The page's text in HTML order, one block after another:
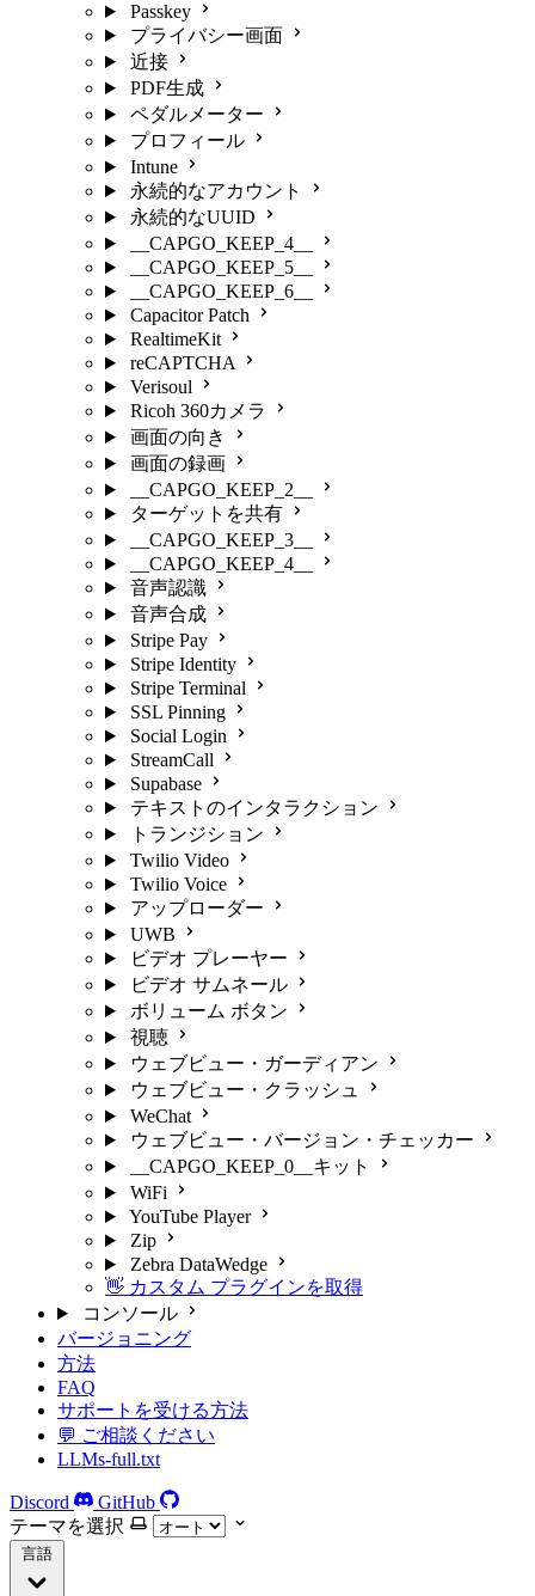
Passkey
プライバシー画面
近接
PDF生成
ペダルメーター
プロフィール
Intune
永続的なアカウント
永続的なUUID
__CAPGO_KEEP_4__
__CAPGO_KEEP_5__
__CAPGO_KEEP_6__
Capacitor Patch
RealtimeKit
reCAPTCHA
Verisoul
Ricoh 360カメラ
画面の向き
画面の録画
__CAPGO_KEEP_2__
ターゲットを共有
__CAPGO_KEEP_3__
__CAPGO_KEEP_4__
音声認識
音声合成
Stripe Pay
Stripe Identity
Stripe Terminal
SSL Pinning
Social Login
StreamCall
Supabase
テキストのインタラクション
トランジション
Twilio Video
Twilio Voice
アップローダー
UWB
ビデオ プレーヤー
ビデオ サムネール
ボリューム ボタン
視聴
ウェブビュー・ガーディアン
ウェブビュー・クラッシュ
WeChat
ウェブビュー・バージョン・チェッカー
__CAPGO_KEEP_0__キット
WiFi
YouTube Player
Zip
Zebra DataWedge
👋 カスタム プラグインを取得
コンソール
バージョニング
方法
FAQ
サポートを受ける方法
💬 ご相談ください
LLMs-full.txt
Discord
GitHub
テーマを選択
言語